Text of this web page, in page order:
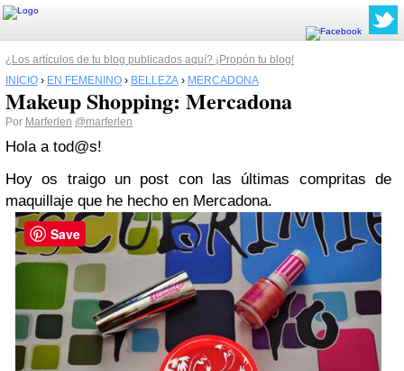
¿Los artículos de tu blog publicados aquí? ¡Propón tu blog!
INICIO › EN FEMENINO › BELLEZA › MERCADONA
Makeup Shopping: Mercadona
Por Marferlen @marferlen
Hola a tod@s!
Hoy os traigo un post con las últimas compritas de
maquillaje que he hecho en Mercadona.
Save